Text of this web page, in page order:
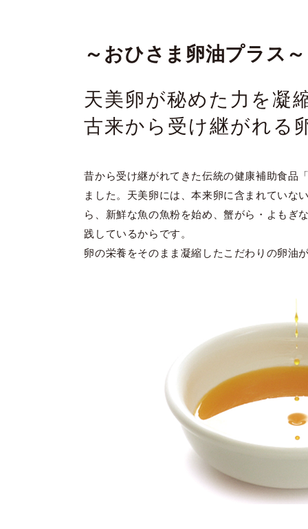
～おひさま卵油プラス～
天美卵が秘めた力を凝
古来から受け継がれる
昔から受け継がれてきた伝統の健康補助食品
ました。天美卵には、本来卵に含まれていな
ら、新鮮な魚の魚粉を始め、蟹がら・よもぎ
践しているからです。
卵の栄養をそのまま凝縮したこだわりの卵油